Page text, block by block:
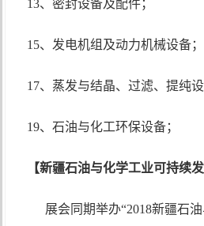
13、密封设备及配件； 14、
15、发电机组及动力机械设备；
17、蒸发与结晶、过滤、提纯
19、石油与化工环保设备
【新疆石油与化学工业可持续
展会同期举办“2018新疆石